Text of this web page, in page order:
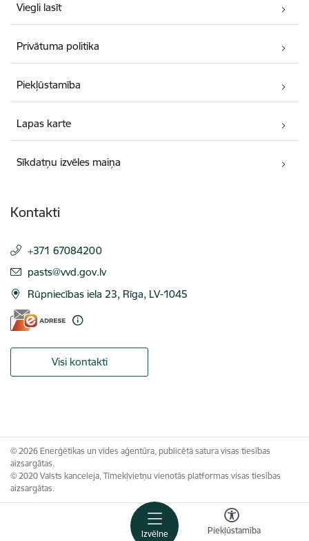
Izvēlne Piekļūstamība
Viegli lasīt
Privātuma politika
Piekļūstamība
Lapas karte
Sīkdatņu izvēles maiņa
Kontakti
+371 67084200
E-pasts:
pasts@vvd.gov.lv
Rūpniecības iela 23, Rīga, LV-1045
Visi kontakti
© 2026 Enerģētikas un vides aģentūra, publicētā satura visas tiesības
aizsargātas.
© 2020 Valsts kanceleja, Tīmekļvietņu vienotās platformas visas tiesības
aizsargātas.